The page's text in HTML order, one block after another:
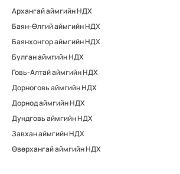
Архангай аймгийн НДХ
Баян-Өлгий аймгийн НДХ
Баянхонгор аймгийн НДХ
Булган аймгийн НДХ
Говь-Алтай аймгийн НДХ
Дорноговь аймгийн НДХ
Дорнод аймгийн НДХ
Дундговь аймгийн НДХ
Завхан аймгийн НДХ
Өвөрхангай аймгийн НДХ